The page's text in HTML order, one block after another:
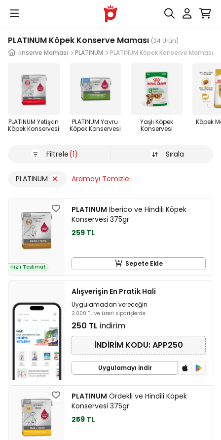
PLATINUM Köpek Konserve Maması (24 Ürün)
Konserve Maması
PLATINUM PLATINUM Köpek Konserve Maması
PLATINUM Yetişkin
Köpek Konservesi
PLATINUM Yavru
Köpek Konservesi
Yaşlı Köpek
Konservesi
Köpek
Filtrele(1) Sırala
PLATINUM Aramayı Temizle
Hızlı Teslimat
PLATINUM Iberico ve Hindili Köpek
Konservesi 375gr
259 TL
Sepete Ekle
Alışverişin En Pratik Hali
Uygulamadan vereceğin
2.000 TL ve üzeri siparişlerde
250 TL indirim
İNDİRİM KODU: APP250
Uygulamayı indir
PLATINUM Ördekli ve Hindili Köpek
Konservesi 375gr
259 TL